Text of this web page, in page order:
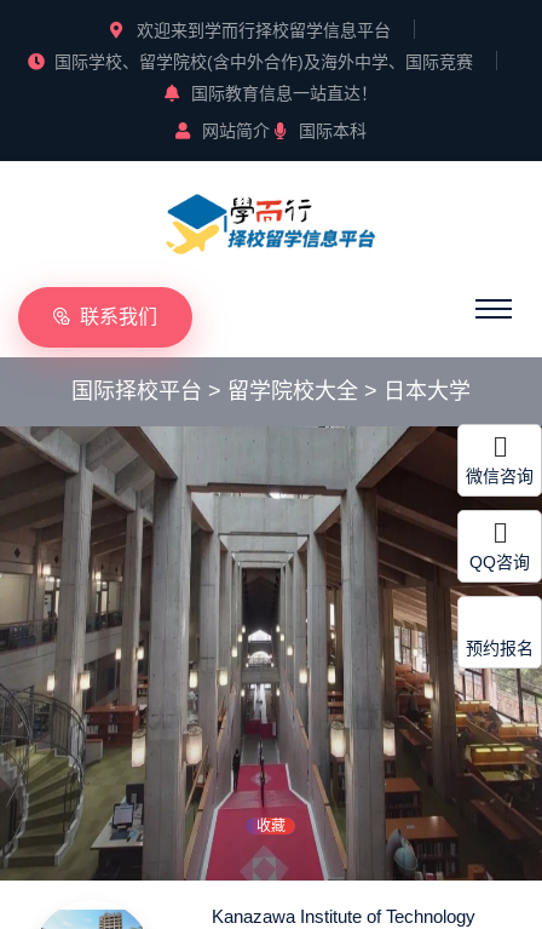
欢迎来到学而行择校留学信息平台
国际学校、留学院校(含中外合作)及海外中学、国际竞赛
国际教育信息一站直达！
网站简介
国际本科
联系我们
国际择校平台 > 留学院校大全 > 日本大学
收藏
Kanazawa Institute of Technology
微信咨询
QQ咨询
预约报名